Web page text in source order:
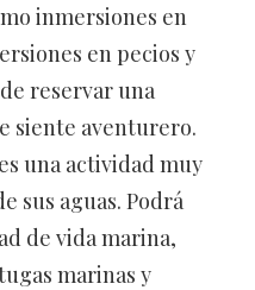
inmersiones en
en pecios y
reservar una
siente aventurero.
una actividad muy
sus aguas. Podrá
de vida marina,
marinas y